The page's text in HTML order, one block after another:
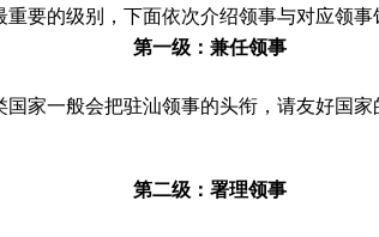
要的级别，下面依次介绍领事与对应领事
第一级：兼任领事
家一般会把驻汕领事的头衔，请友好国
第二级：署理领事